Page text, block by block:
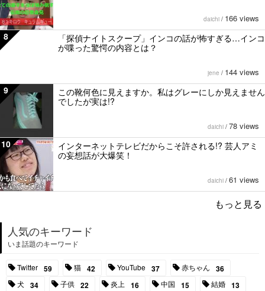
daichi / 166 views
8
「探偵ナイトスクープ」インコの話が怖すぎる…インコ
が喋った驚愕の内容とは？
jene / 144 views
9
この靴何色に見えますか。私はグレーにしか見えません
でしたが実は!?
daichi / 78 views
10
インターネットテレビだからこそ許される!? 芸人アミ
の妄想話が大爆笑！
daichi / 61 views
もっと見る
人気のキーワード
いま話題のキーワード
Twitter 59 猫 42 YouTube 37 赤ちゃん 36
犬 34 子供 22 炎上 16 中国 15 結婚 13